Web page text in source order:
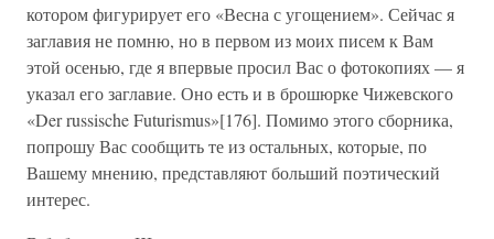
котором фигурирует его «Весна с угощением». Сейчас я
заглавия не помню, но в первом из моих писем к Вам
этой осенью, где я впервые просил Вас о фотокопиях — я
указал его заглавие. Оно есть и в брошюрке Чижевского
«Der russische Futurismus»[176]. Помимо этого сборника,
попрошу Вас сообщить те из остальных, которые, по
Вашему мнению, представляют больший поэтический
интерес.